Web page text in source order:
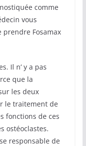
comme
vous
Fosamax
Il n’ y a pas
que la
les deux
le traitement de
fonctions de ces
ostéoclastes.
responsable de